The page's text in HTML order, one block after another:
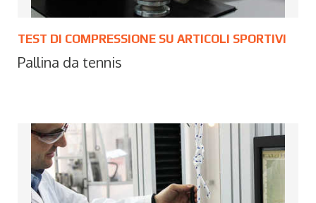
TEST DI COMPRESSIONE SU ARTICOLI SPORTIVI
Pallina da tennis